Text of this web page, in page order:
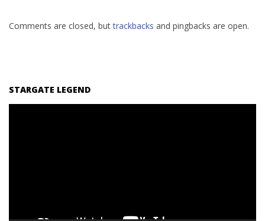
Comments are closed, buttrackbacks and pingbacks are open.
STARGATE LEGEND